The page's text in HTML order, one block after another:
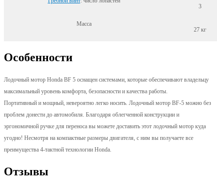
3
Масса
27 кг
Особенности
Лодочный мотор Honda BF 5 оснащен системами, которые обеспечивают владельцу
максимальный уровень комфорта, безопасности и качества работы.
Портативный и мощный, невероятно легко носить. Лодочный мотор BF-5 можно без
проблем донести до автомобиля. Благодаря облегченной конструкции и
эргономичной ручке для переноса вы можете доставить этот лодочный мотор куда
угодно! Несмотря на компактные размеры двигателя, с ним вы получаете все
преимущества 4-тактной технологии Honda.
Отзывы